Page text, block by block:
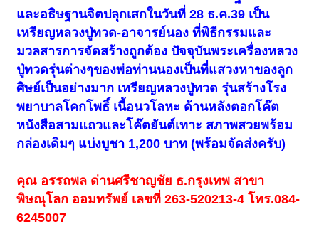
และอธิษฐานจิตปลุกเสกในวันที่ 28 ธ.ค.39 เป็น
เหรียญหลวงปู่ทวด-อาจารย์นอง ที่พิธีกรรมและ
มวลสารการจัดสร้างถูกต้อง ปัจจุบันพระเครื่องหลวง
ปู่ทวดรุ่นต่างๆของพ่อท่านนองเป็นที่แสวงหาของลูก
ศิษย์เป็นอย่างมาก เหรียญหลวงปู่ทวด รุ่นสร้างโรง
พยาบาลโคกโพธิ์ เนื้อนวโลหะ ด้านหลังตอกโค๊ต
หนังสือสามแถวและโค๊ตยันต์เทาะ สภาพสวยพร้อม
กล่องเดิมๆ แบ่งบูชา 1,200 บาท (พร้อมจัดส่งครับ)
คุณ อรรถพล ด่านศรีชาญชัย ธ.กรุงเทพ สาขา
พิษณุโลก ออมทรัพย์ เลขที่ 263-520213-4 โทร.084-
6245007